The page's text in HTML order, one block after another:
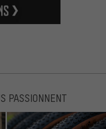
PASSIONNENT